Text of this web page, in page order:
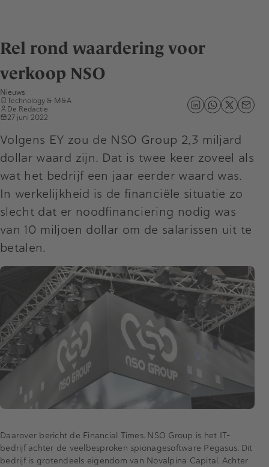
Rel rond waardering voor
verkoop NSO
Nieuws
Technology & M&A
De Redactie
27 juni 2022
Volgens EY zou de NSO Group 2,3 miljard
dollar waard zijn. Dat is twee keer zoveel als
wat het bedrijf een jaar eerder waard was.
In werkelijkheid is de financiële situatie zo
slecht dat er noodfinanciering nodig was
van 10 miljoen dollar om de salarissen uit te
betalen.
Daarover bericht de Financial Times. NSO Group is het IT-
bedrijf achter de veelbesproken spionagesoftware Pegasus. Dit
bedrijf is grotendeels eigendom van Novalpina Capital. Achter